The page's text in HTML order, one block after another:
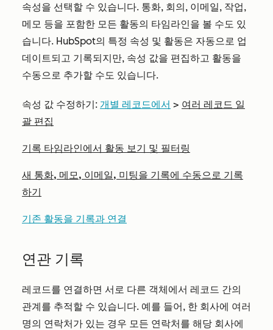
속성을 선택할 수 있습니다. 통화, 회의, 이메일, 작업,
메모 등을 포함한 모든 활동의 타임라인을 볼 수도 있
습니다. HubSpot의 특정 속성 및 활동은 자동으로 업
데이트되고 기록되지만, 속성 값을 편집하고 활동을
수동으로 추가할 수도 있습니다.
속성 값 수정하기: 개별 레코드에서 > 여러 레코드 일
괄 편집
기록 타임라인에서 활동 보기 및 필터링
새 통화, 메모, 이메일, 미팅을 기록에 수동으로 기록
하기
기존 활동을 기록과 연결
연관 기록
레코드를 연결하면 서로 다른 객체에서 레코드 간의
관계를 추적할 수 있습니다. 예를 들어, 한 회사에 여러
명의 연락처가 있는 경우 모든 연락처를 해당 회사에